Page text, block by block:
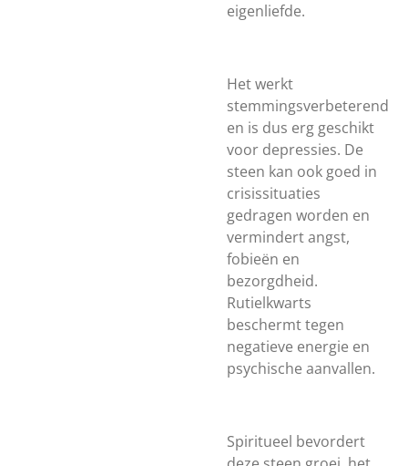
eigenliefde.
Het werkt
stemmingsverbeterend
en is dus erg geschikt
voor depressies. De
steen kan ook goed in
crisissituaties
gedragen worden en
vermindert angst,
fobieën en
bezorgdheid.
Rutielkwarts
beschermt tegen
negatieve energie en
psychische aanvallen.
Spiritueel bevordert